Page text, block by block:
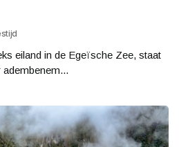
eiland in de Egeïsche Zee, staat
adembenem...